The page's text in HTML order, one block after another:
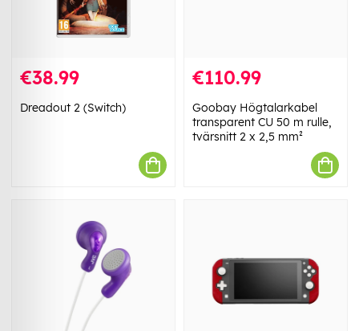
€38.99
Dreadout 2 (Switch)
€110.99
Goobay Högtalarkabel
transparent CU 50 m rulle,
tvärsnitt 2 x 2,5 mm²